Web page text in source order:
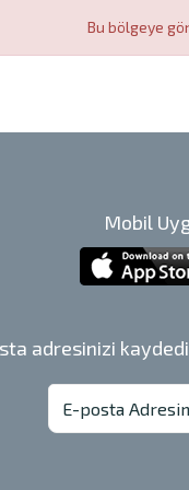
Bu bölgeye
Mobil
adresinizi